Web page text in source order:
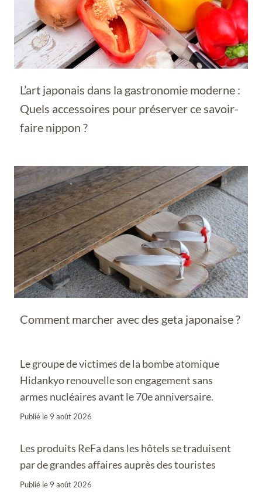
L’art japonais dans la gastronomie moderne :
Quels accessoires pour préserver ce savoir-
faire nippon ?
Comment marcher avec des geta japonaise ?
Le groupe de victimes de la bombe atomique
Hidankyo renouvelle son engagement sans
armes nucléaires avant le 70e anniversaire.
Publié le 9 août 2026
Les produits ReFa dans les hôtels se traduisent
par de grandes affaires auprès des touristes
Publié le 9 août 2026